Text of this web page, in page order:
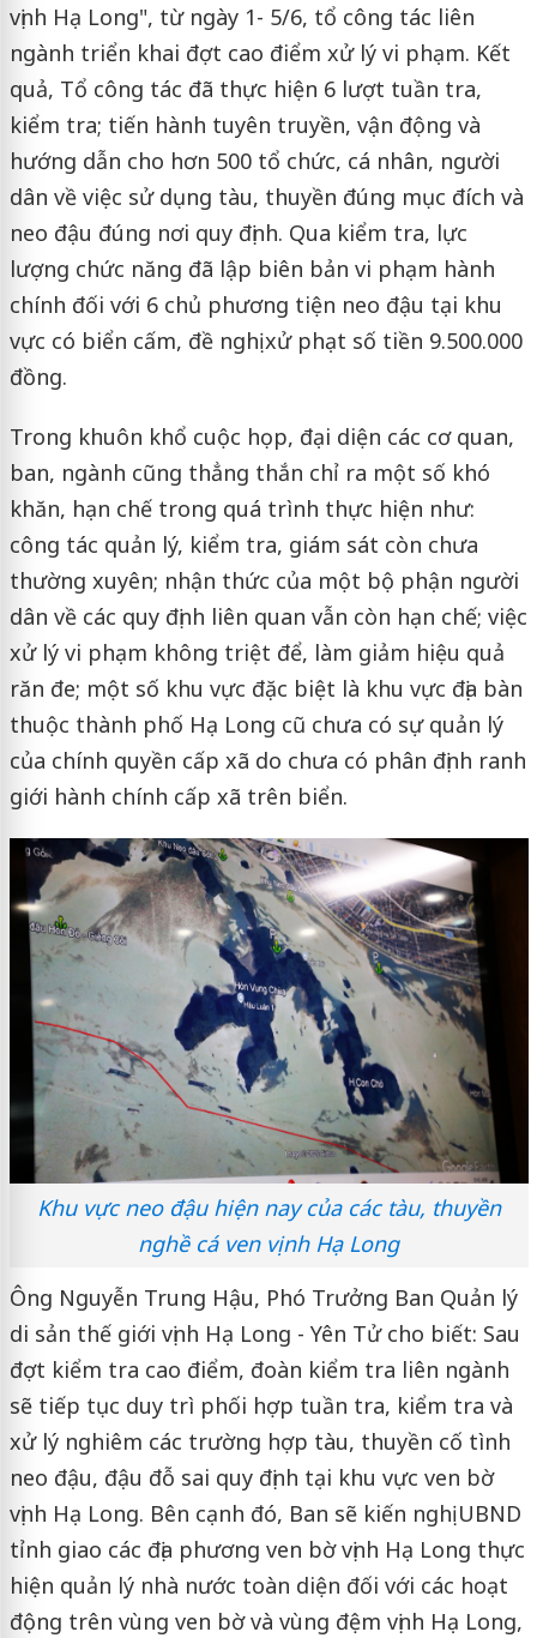
vịnh Hạ Long", từ ngày 1- 5/6, tổ công tác liên
ngành triển khai đợt cao điểm xử lý vi phạm. Kết
quả, Tổ công tác đã thực hiện 6 lượt tuần tra,
kiểm tra; tiến hành tuyên truyền, vận động và
hướng dẫn cho hơn 500 tổ chức, cá nhân, người
dân về việc sử dụng tàu, thuyền đúng mục đích và
neo đậu đúng nơi quy định. Qua kiểm tra, lực
lượng chức năng đã lập biên bản vi phạm hành
chính đối với 6 chủ phương tiện neo đậu tại khu
vực có biển cấm, đề nghị xử phạt số tiền 9.500.000
đồng.
Trong khuôn khổ cuộc họp, đại diện các cơ quan,
ban, ngành cũng thẳng thắn chỉ ra một số khó
khăn, hạn chế trong quá trình thực hiện như:
công tác quản lý, kiểm tra, giám sát còn chưa
thường xuyên; nhận thức của một bộ phận người
dân về các quy định liên quan vẫn còn hạn chế; việc
xử lý vi phạm không triệt để, làm giảm hiệu quả
răn đe; một số khu vực đặc biệt là khu vực địa bàn
thuộc thành phố Hạ Long cũ chưa có sự quản lý
của chính quyền cấp xã do chưa có phân định ranh
giới hành chính cấp xã trên biển.
Khu vực neo đậu hiện nay của các tàu, thuyền
nghề cá ven vịnh Hạ Long
Ông Nguyễn Trung Hậu, Phó Trưởng Ban Quản lý
di sản thế giới vịnh Hạ Long - Yên Tử cho biết: Sau
đợt kiểm tra cao điểm, đoàn kiểm tra liên ngành
sẽ tiếp tục duy trì phối hợp tuần tra, kiểm tra và
xử lý nghiêm các trường hợp tàu, thuyền cố tình
neo đậu, đậu đỗ sai quy định tại khu vực ven bờ
vịnh Hạ Long. Bên cạnh đó, Ban sẽ kiến nghị UBND
tỉnh giao các địa phương ven bờ vịnh Hạ Long thực
hiện quản lý nhà nước toàn diện đối với các hoạt
động trên vùng ven bờ và vùng đệm vịnh Hạ Long,